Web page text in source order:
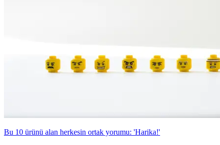
Bu 10 ürünü alan herkesin ortak yorumu: 'Harika!'